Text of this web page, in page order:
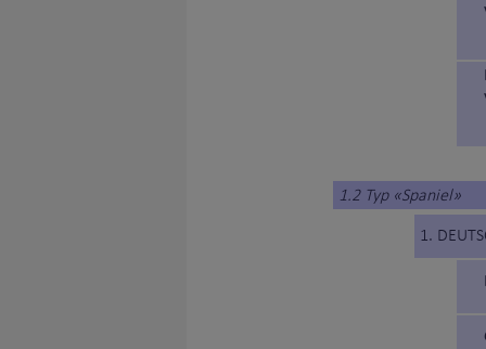
1.2 Typ «Spaniel»
1.